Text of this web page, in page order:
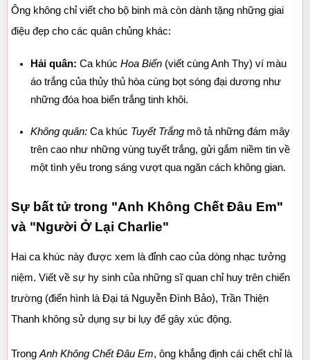
Ông không chỉ viết cho bộ binh mà còn dành tặng những giai
điệu đẹp cho các quân chủng khác:
Hải quân: Ca khúc Hoa Biển (viết cùng Anh Thy) ví màu
áo trắng của thủy thủ hòa cùng bọt sóng đại dương như
những đóa hoa biển trắng tinh khôi.
Không quân: Ca khúc Tuyết Trắng mô tả những đám mây
trên cao như những vùng tuyết trắng, gửi gắm niềm tin về
một tình yêu trong sáng vượt qua ngăn cách không gian.
Sự bất tử trong "Anh Không Chết Đâu Em"
và "Người Ở Lại Charlie"
Hai ca khúc này được xem là đỉnh cao của dòng nhạc tưởng
niệm. Viết về sự hy sinh của những sĩ quan chỉ huy trên chiến
trường (điển hình là Đại tá Nguyễn Đình Bảo), Trần Thiện
Thanh không sử dụng sự bi lụy để gây xúc động.
Trong Anh Không Chết Đâu Em, ông khẳng định cái chết chỉ là